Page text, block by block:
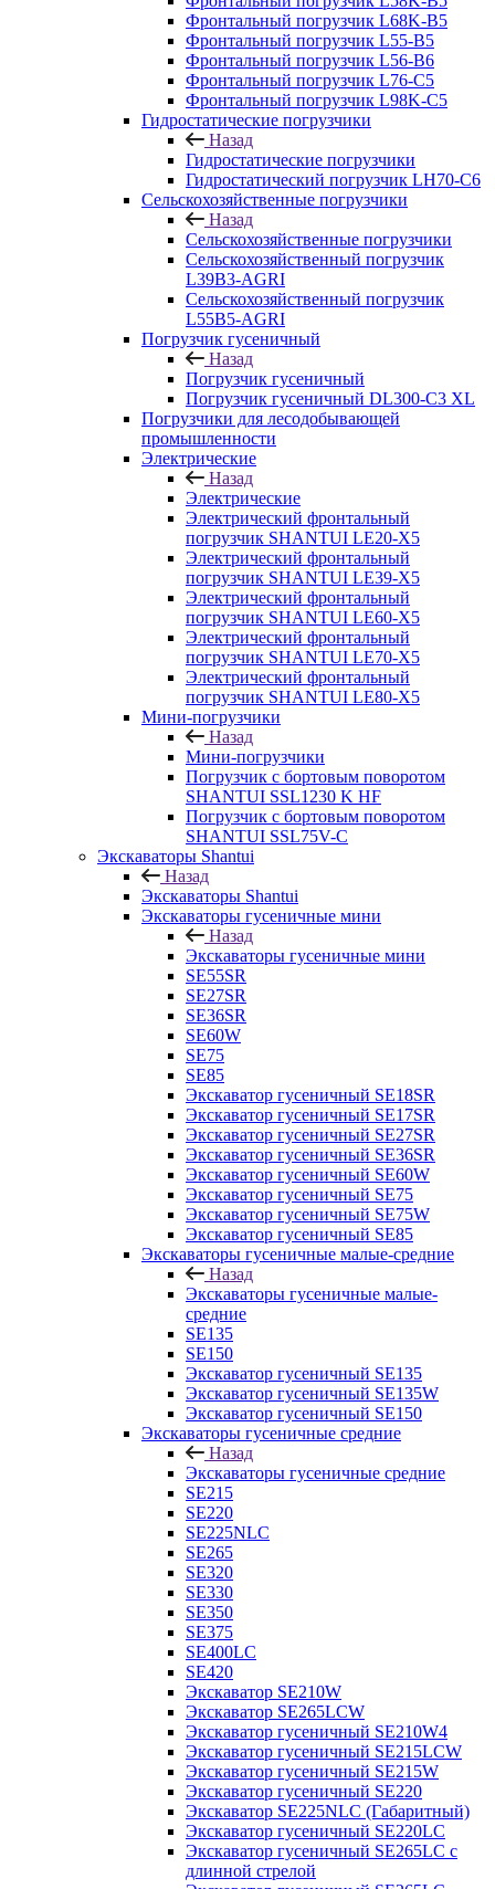
Фронтальный погрузчик L68K-B5
Фронтальный погрузчик L55-B5
Фронтальный погрузчик L56-B6
Фронтальный погрузчик L76-С5
Фронтальный погрузчик L98K-C5
Гидростатические погрузчики
Назад
Гидростатические погрузчики
Гидростатический погрузчик LH70-C6
Сельскохозяйственные погрузчики
Назад
Сельскохозяйственные погрузчики
Сельскохозяйственный погрузчик
L39B3-AGRI
Сельскохозяйственный погрузчик
L55B5-AGRI
Погрузчик гусеничный
Назад
Погрузчик гусеничный
Погрузчик гусеничный DL300-C3 XL
Погрузчики для лесодобывающей
промышленности
Электрические
Назад
Электрические
Электрический фронтальный
погрузчик SHANTUI LE20-X5
Электрический фронтальный
погрузчик SHANTUI LE39-X5
Электрический фронтальный
погрузчик SHANTUI LE60-X5
Электрический фронтальный
погрузчик SHANTUI LE70-X5
Электрический фронтальный
погрузчик SHANTUI LE80-X5
Мини-погрузчики
Назад
Мини-погрузчики
Погрузчик с бортовым поворотом
SHANTUI SSL1230 K HF
Погрузчик с бортовым поворотом
SHANTUI SSL75V-C
Экскаваторы Shantui
Назад
Экскаваторы Shantui
Экскаваторы гусеничные мини
Назад
Экскаваторы гусеничные мини
SE55SR
SE27SR
SE36SR
SE60W
SE75
SE85
Экскаватор гусеничный SE18SR
Экскаватор гусеничный SE17SR
Экскаватор гусеничный SE27SR
Экскаватор гусеничный SE36SR
Экскаватор гусеничный SE60W
Экскаватор гусеничный SE75
Экскаватор гусеничный SE75W
Экскаватор гусеничный SE85
Экскаваторы гусеничные малые-средние
Назад
Экскаваторы гусеничные малые-
средние
SE135
SE150
Экскаватор гусеничный SE135
Экскаватор гусеничный SE135W
Экскаватор гусеничный SE150
Экскаваторы гусеничные средние
Назад
Экскаваторы гусеничные средние
SE215
SE220
SE225NLC
SE265
SE320
SE330
SE350
SE375
SE400LC
SE420
Экскаватор SE210W
Экскаватор SE265LCW
Экскаватор гусеничный SE210W4
Экскаватор гусеничный SE215LCW
Экскаватор гусеничный SE215W
Экскаватор гусеничный SE220
Экскаватор SE225NLC (Габаритный)
Экскаватор гусеничный SE220LC
Экскаватор гусеничный SE265LC с
длинной стрелой